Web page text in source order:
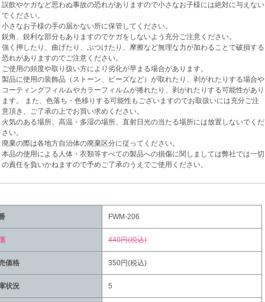
飲やケガなど思わぬ事故の恐れがありますので小さなお子様には絶対に与えない
ださい。
さなお子様の手の届かない所に保管してください。
角、鋭利な部分もありますのでケガをしないよう充分ご注意ください。
く押したり、曲げたり、ぶつけたり、摩擦など無理な力が加わることで破損する
がありますのでご注意ください。
使用の頻度や取り扱い方により劣化が早まる場合があります。
品に使用の装飾品（ストーン、ビーズなど）が取れたり、剥がれたりする場合や
ティングフィルムやカラーフィルムが捲れたり、剥がれたりする可能性があり
。 また、色落ち・色移りする可能性もございますのでお取扱いには充分ご注
き、ご了承の上でお買い求めください。
気のある場所、高温・多湿の場所、直射日光の当たる場所には放置しないでくだ
。
棄の際は各地方自治体の廃棄区分に従ってください。
品の使用による人体・衣類等すべての製品への損傷に関しましては弊社では一切
任を負いかねますので予めご了承のうえでご使用ください。
FWM-206
440円(税込)
価格 350円(税込)
状況 5